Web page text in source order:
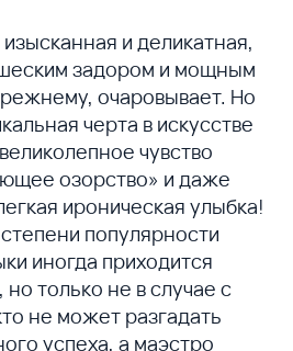
и деликатная,
задором и мощным
очаровывает. Но
черта в искусстве
чувство
озорство» и даже
ироническая улыбка!
популярности
иногда приходится
только не в случае с
не может разгадать
успеха, а маэстро